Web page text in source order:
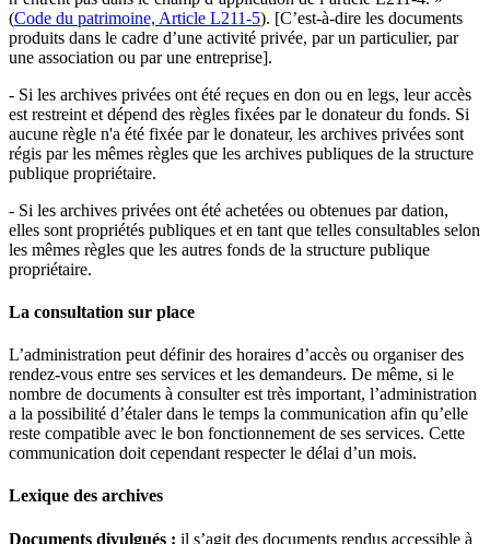
(Code du patrimoine, Article L211-5). [C’est-à-dire les documents
produits dans le cadre d’une activité privée, par un particulier, par
une association ou par une entreprise].
- Si les archives privées ont été reçues en don ou en legs, leur accès
est restreint et dépend des règles fixées par le donateur du fonds. Si
aucune règle n'a été fixée par le donateur, les archives privées sont
régis par les mêmes règles que les archives publiques de la structure
publique propriétaire.
- Si les archives privées ont été achetées ou obtenues par dation,
elles sont propriétés publiques et en tant que telles consultables selon
les mêmes règles que les autres fonds de la structure publique
propriétaire.
La consultation sur place
L’administration peut définir des horaires d’accès ou organiser des
rendez-vous entre ses services et les demandeurs. De même, si le
nombre de documents à consulter est très important, l’administration
a la possibilité d’étaler dans le temps la communication afin qu’elle
reste compatible avec le bon fonctionnement de ses services. Cette
communication doit cependant respecter le délai d’un mois.
Lexique des archives
Documents divulgués : il s’agit des documents rendus accessible à